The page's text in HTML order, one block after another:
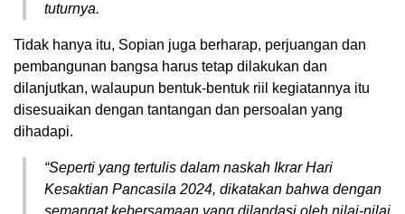
tuturnya.
Tidak hanya itu, Sopian juga berharap, perjuangan dan
pembangunan bangsa harus tetap dilakukan dan
dilanjutkan, walaupun bentuk-bentuk riil kegiatannya itu
disesuaikan dengan tantangan dan persoalan yang
dihadapi.
“Seperti yang tertulis dalam naskah Ikrar Hari
Kesaktian Pancasila 2024, dikatakan bahwa dengan